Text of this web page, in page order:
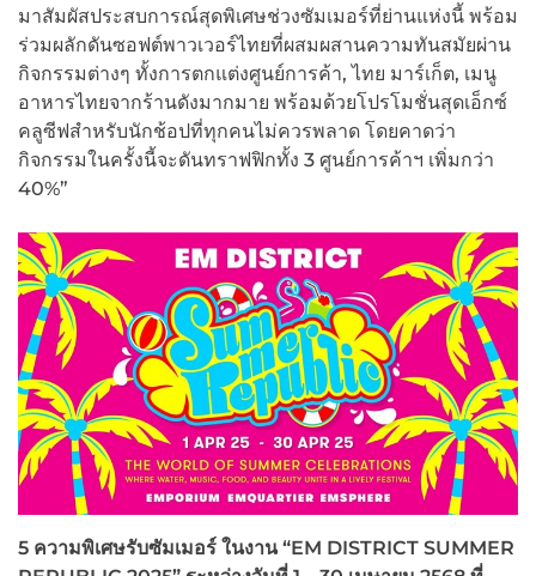
มาสัมผัสประสบการณ์สุดพิเศษช่วงซัมเมอร์ที่ย่านแห่งนี้ พร้อม
ร่วมผลักดันซอฟต์พาวเวอร์ไทยที่ผสมผสานความทันสมัยผ่าน
กิจกรรมต่างๆ ทั้งการตกแต่งศูนย์การค้า, ไทย มาร์เก็ต, เมนู
อาหารไทยจากร้านดังมากมาย พร้อมด้วยโปรโมชั่นสุดเอ็กซ์
คลูซีฟสำหรับนักช้อปที่ทุกคนไม่ควรพลาด โดยคาดว่า
กิจกรรมในครั้งนี้จะดันทราฟฟิกทั้ง 3 ศูนย์การค้าฯ เพิ่มกว่า
40%”
5 ความพิเศษรับซัมเมอร์ ในงาน “EM DISTRICT SUMMER